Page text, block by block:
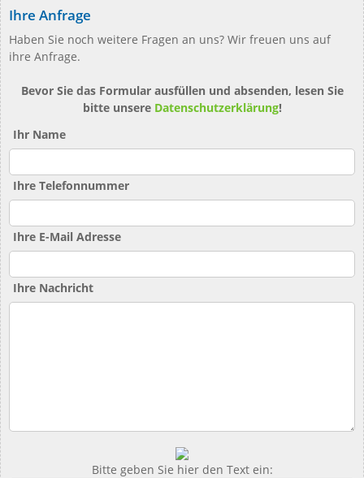
Ihre Anfrage
Haben Sie noch weitere Fragen an uns? Wir freuen uns auf
ihre Anfrage.
Bevor Sie das Formular ausfüllen und absenden, lesen Sie
bitte unsere Datenschutzerklärung!
Ihr Name
Ihre Telefonnummer
Ihre E-Mail Adresse
Ihre Nachricht
Bitte geben Sie hier den Text ein: